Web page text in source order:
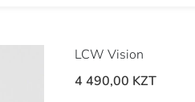
LCW Vision
4 490,00 KZT